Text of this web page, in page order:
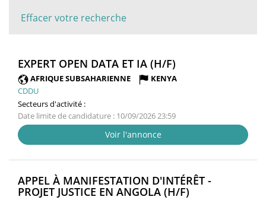
Effacer votre recherche
EXPERT OPEN DATA ET IA (H/F)
FENÊTRE)
AFRIQUE SUBSAHARIENNE
KENYA
CDDU
Secteurs d'activité :
Date limite de candidature : 10/09/2026 23:59
Voir l'annonce
APPEL À MANIFESTATION D'INTÉRÊT -
PROJET JUSTICE EN ANGOLA (H/F)